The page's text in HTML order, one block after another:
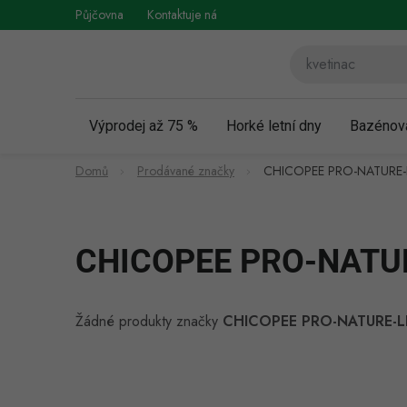
na
Půjčovna Kontaktuje nás
Výprodej až 75 % Horké letní dny
Domů Prodávané značky CHICOPEE PRO-
CHICOPEE PRO-
Žádné produkty značky CHICOPEE PRO-NATURE-